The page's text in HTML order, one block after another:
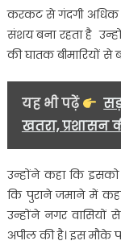
करकट से गंदगी अधिक
संशय बना रहता है
की घातक बीमारियों
यह भी पढ़ें
खतरा, प्रशासन
उन्होंने कहा कि
कि पुराने जमाने में कहा
उन्होंने नगर वासियों
अपील की है। इस मौके